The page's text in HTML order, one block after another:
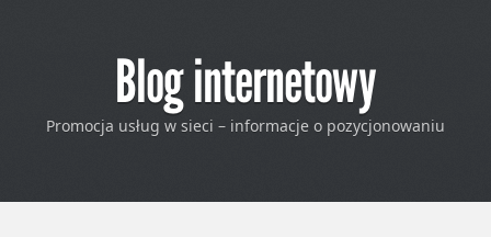
Blog internetowy
Promocja usług w sieci – informacje o pozycjonowaniu